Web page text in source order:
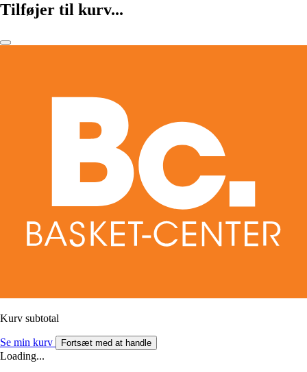
Tilføjer til kurv...
Kurv subtotal
Se min kurv Fortsæt med at handle
Loading...